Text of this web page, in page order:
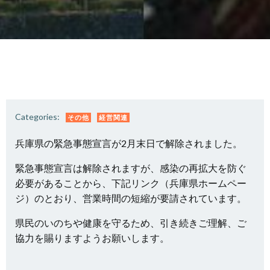
Categories: その他 経営関連
兵庫県の緊急事態宣言が2月末日で解除されました。
緊急事態宣言は解除されますが、感染の再拡大を防ぐ
必要があることから、下記リンク（兵庫県ホームペー
ジ）のとおり、営業時間の短縮が要請されています。
県民のいのちや健康を守るため、引き続きご理解、ご
協力を賜りますようお願いします。